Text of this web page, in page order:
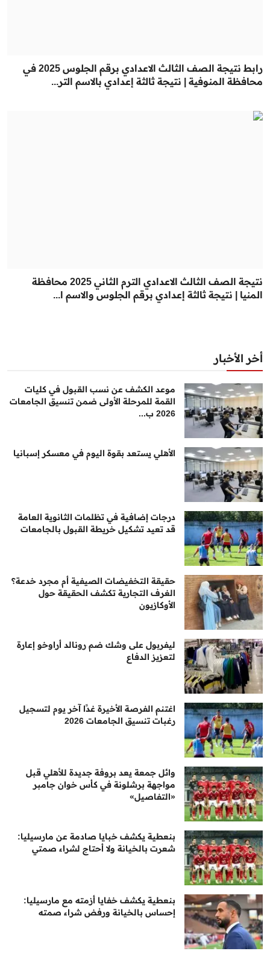
رابط نتيجة الصف الثالث الاعدادي برقم الجلوس 2025 في
محافظة المنوفية | نتيجة ثالثة إعدادي بالاسم التر...
نتيجة الصف الثالث الاعدادي الترم الثاني 2025 محافظة
المنيا | نتيجة ثالثة إعدادي برقم الجلوس والاسم ا...
أخر الأخبار
موعد الكشف عن نسب القبول في كليات
القمة للمرحلة الأولى ضمن تنسيق الجامعات
2026 ب...
الأهلي يستعد بقوة اليوم في معسكر إسبانيا
درجات إضافية في تظلمات الثانوية العامة
قد تعيد تشكيل خريطة القبول بالجامعات
حقيقة التخفيضات الصيفية أم مجرد خدعة؟
الغرف التجارية تكشف الحقيقة حول
الأوكازيون
ليفربول على وشك ضم رونالد أراوخو إعارة
لتعزيز الدفاع
اغتنم الفرصة الأخيرة غدًا آخر يوم لتسجيل
رغبات تنسيق الجامعات 2026
وائل جمعة يعد بروفة جديدة للأهلي قبل
مواجهة برشلونة في كأس خوان جامبر
«التفاصيل»
بنعطية يكشف خبايا صادمة عن مارسيليا:
شعرت بالخيانة ولا أحتاج لشراء صمتي
بنعطية يكشف خفايا أزمته مع مارسيليا:
إحساس بالخيانة ورفض شراء صمته